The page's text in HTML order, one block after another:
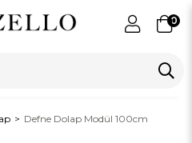
0
Defne Dolap Modül 100cm